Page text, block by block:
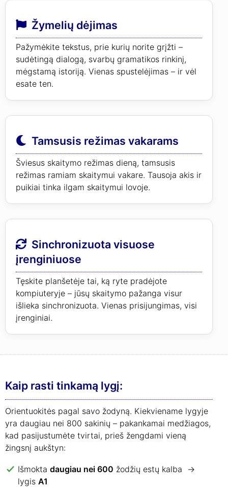
Žymelių dėjimas
Pažymėkite tekstus, prie kurių norite grįžti –
sudėtingą dialogą, svarbų gramatikos rinkinį,
mėgstamą istoriją. Vienas spustelėjimas – ir vėl
esate ten.
Tamsusis režimas vakarams
Šviesus skaitymo režimas dieną, tamsusis
režimas ramiam skaitymui vakare. Tausoja akis ir
puikiai tinka ilgam skaitymui lovoje.
Sinchronizuota visuose
įrenginiuose
Tęskite planšetėje tai, ką ryte pradėjote
kompiuteryje – jūsų skaitymo pažanga visur
išlieka sinchronizuota. Vienas prisijungimas, visi
įrenginiai.
Kaip rasti tinkamą lygį:
Orientuokitės pagal savo žodyną. Kiekviename lygyje
yra daugiau nei 800 sakinių – pakankamai medžiagos,
kad pasijustumėte tvirtai, prieš žengdami vieną
žingsnį aukštyn:
Išmokta daugiau nei 600 žodžių estų kalba →
lygis A1